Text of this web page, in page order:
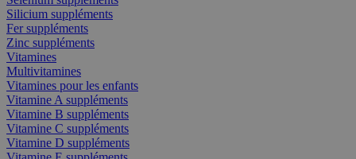
Silicium suppléments
Fer suppléments
Zinc suppléments
Vitamines
Multivitamines
Vitamines pour les enfants
Vitamine A suppléments
Vitamine B suppléments
Vitamine C suppléments
Vitamine D suppléments